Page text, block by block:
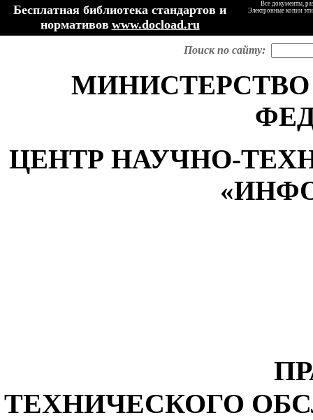
Бесплатная библиотека стандартов и
нормативов www.docload.ru
Все документы,
Электронные копии
Поиск по сайту:
ЦЕНТР НАУЧНО-
ТЕХНИЧЕСКОГО